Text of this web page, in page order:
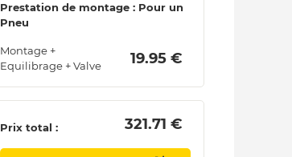
Prestation de montage : Pour un
Pneu
Montage +
Equilibrage + Valve
19.95 €
Prix total : 321.71 €